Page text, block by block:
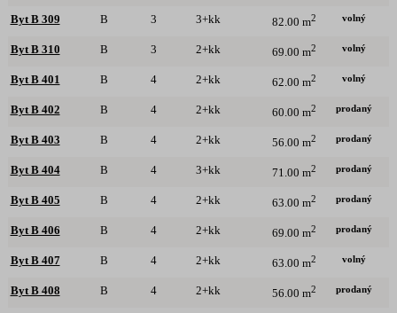
Byt B 309 B 3 3+kk 82.00 m2 volný
Byt B 310 B 3 2+kk 69.00 m2 volný
Byt B 401 B 4 2+kk 62.00 m2 volný
Byt B 402 B 4 2+kk 60.00 m2 prodaný
Byt B 403 B 4 2+kk 56.00 m2 prodaný
Byt B 404 B 4 3+kk 71.00 m2 prodaný
Byt B 405 B 4 2+kk 63.00 m2 prodaný
Byt B 406 B 4 2+kk 69.00 m2 prodaný
Byt B 407 B 4 2+kk 63.00 m2 volný
Byt B 408 B 4 2+kk 56.00 m2 prodaný